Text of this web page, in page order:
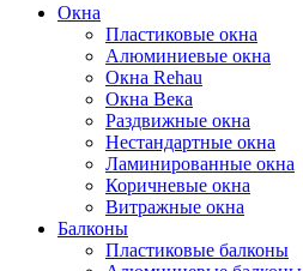
Окна
Пластиковые окна
Алюминиевые окна
Окна Rehau
Окна Века
Раздвижные окна
Нестандартные окна
Ламинированные окна
Коричневые окна
Витражные окна
Балконы
Пластиковые балконы